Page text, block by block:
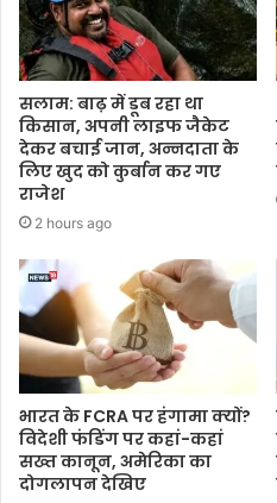
सलाम: बाढ़ में डूब रहा था
किसान, अपनी लाइफ जैकेट
देकर बचाई जान, अन्नदाता के
लिए खुद को कुर्बान कर गए
राजेश
2 hours ago
भारत के FCRA पर हंगामा क्यों?
विदेशी फंडिंग पर कहां-कहां
सख्त कानून, अमेरिका का
दोगलापन देखिए